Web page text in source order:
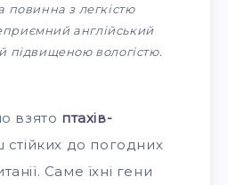
повинна з легкістю
англійський
підвищеною вологістю.
взято птахів-
стійких до погодних
Саме їхні гени